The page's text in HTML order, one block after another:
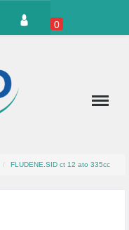
0
FLUDENE.SID ct 12 ato 335cc